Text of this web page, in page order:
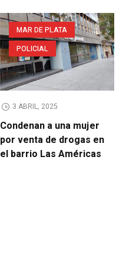
MAR DE PLATA
POLICIAL
3 ABRIL, 2025
Condenan a una mujer
por venta de drogas en
el barrio Las Américas